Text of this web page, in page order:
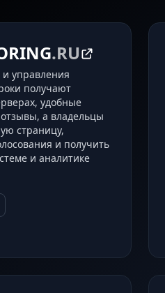
.RU
управления
получают
удобные
а владельцы
страницу,
и получить
и аналитике